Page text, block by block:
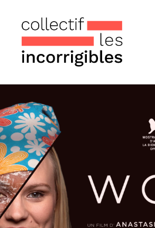
Accueil
Le collectif
Nos actualités
Notre « Incolettre »